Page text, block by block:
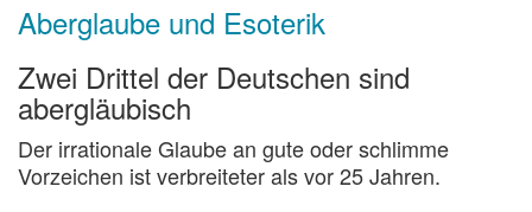
Aberglaube und Esoterik
Zwei Drittel der Deutschen sind
abergläubisch
Der irrationale Glaube an gute oder schlimme
Vorzeichen ist verbreiteter als vor 25 Jahren.